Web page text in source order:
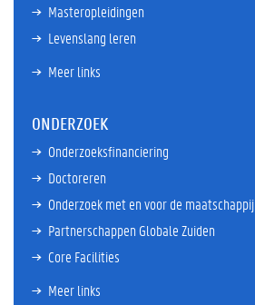
Masteropleidingen
Levenslang leren
Meer links
ONDERZOEK
Onderzoeksfinanciering
Doctoreren
Onderzoek met en voor de maatschappij
Partnerschappen Globale Zuiden
Core Facilities
Meer links